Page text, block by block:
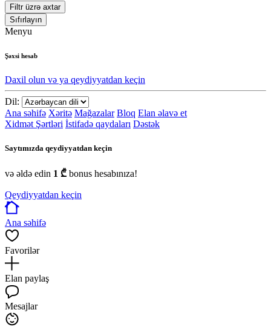
Filtr üzrə axtar
Sıfırlayın
Menyu
Şəxsi hesab
Daxil olun və ya qeydiyyatdan keçin
Dil:
Ana səhifə Xəritə Mağazalar Bloq Elan əlavə et
Xidmət Şərtləri İstifadə qaydaları Dəstək
Saytımızda qeydiyyatdan keçin
və əldə edin 1 ₾ bonus hesabınıza!
Qeydiyyatdan keçin
Ana səhifə
Favorilər
Elan paylaş
Mesajlar